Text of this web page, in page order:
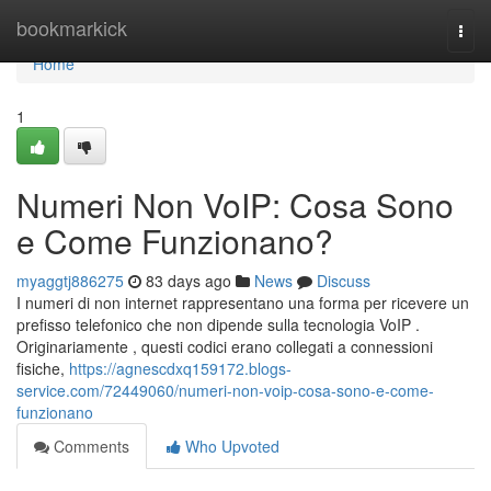
bookmarkick
Home
Home
1
Numeri Non VoIP: Cosa Sono
e Come Funzionano?
myaggtj886275 83 days ago News
Discuss
I numeri di non internet rappresentano una forma per ricevere un
prefisso telefonico che non dipende sulla tecnologia VoIP .
Originariamente , questi codici erano collegati a connessioni
fisiche, https://agnescdxq159172.blogs-
service.com/72449060/numeri-non-voip-cosa-sono-e-come-
funzionano
Comments
Who Upvoted